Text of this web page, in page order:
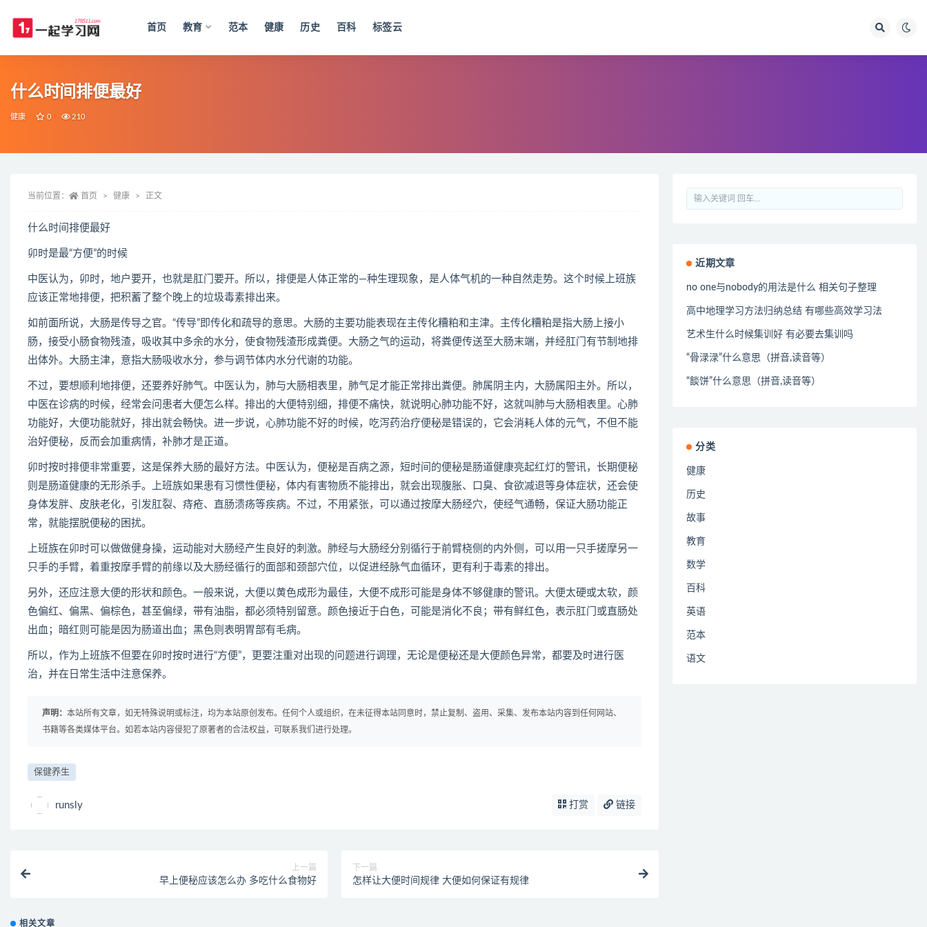
首页 教育 范本 健康 历史 百科 标签云
什么时间排便最好
健康 0 210
当前位置： 首页 健康 正文
什么时间排便最好
卯时是最“方便”的时候
中医认为，卯时，地户要开，也就是肛门要开。所以，排便是人体正常的—种生理现象，是人体气机的一种自然走势。这个时候上班族
应该正常地排便，把积蓄了整个晚上的垃圾毒素排出来。
如前面所说，大肠是传导之官。“传导”即传化和疏导的意思。大肠的主要功能表现在主传化糟粕和主津。主传化糟粕是指大肠上接小
肠，接受小肠食物残渣，吸收其中多余的水分，使食物残渣形成粪便。大肠之气的运动，将粪便传送至大肠末端，并经肛门有节制地排
出体外。大肠主津，意指大肠吸收水分，参与调节体内水分代谢的功能。
不过，要想顺利地排便，还要养好肺气。中医认为，肺与大肠相表里，肺气足才能正常排出粪便。肺属阴主内，大肠属阳主外。所以，
中医在诊病的时候，经常会问患者大便怎么样。排出的大便特别细，排便不痛快，就说明心肺功能不好，这就叫肺与大肠相表里。心肺
功能好，大便功能就好，排出就会畅快。进一步说，心肺功能不好的时候，吃泻药治疗便秘是错误的，它会消耗人体的元气，不但不能
治好便秘，反而会加重病情，补肺才是正道。
卯时按时排便非常重要，这是保养大肠的最好方法。中医认为，便秘是百病之源，短时间的便秘是肠道健康亮起红灯的警讯，长期便秘
则是肠道健康的无形杀手。上班族如果患有习惯性便秘，体内有害物质不能排出，就会出现腹胀、口臭、食欲减退等身体症状，还会使
身体发胖、皮肤老化，引发肛裂、痔疮、直肠溃疡等疾病。不过，不用紧张，可以通过按摩大肠经穴，使经气通畅，保证大肠功能正
常，就能摆脱便秘的困扰。
上班族在卯时可以做做健身操，运动能对大肠经产生良好的刺激。肺经与大肠经分别循行于前臂桡侧的内外侧，可以用一只手搓摩另一
只手的手臂，着重按摩手臂的前缘以及大肠经循行的面部和颈部穴位，以促进经脉气血循环，更有利于毒素的排出。
另外，还应注意大便的形状和颜色。一般来说，大便以黄色成形为最佳，大便不成形可能是身体不够健康的警讯。大便太硬或太软，颜
色偏红、偏黑、偏棕色，甚至偏绿，带有油脂，都必须特别留意。颜色接近于白色，可能是消化不良；带有鲜红色，表示肛门或直肠处
出血；暗红则可能是因为肠道出血；黑色则表明胃部有毛病。
所以，作为上班族不但要在卯时按时进行“方便”，更要注重对出现的问题进行调理，无论是便秘还是大便颜色异常，都要及时进行医
治，并在日常生活中注意保养。
声明： 本站所有文章，如无特殊说明或标注，均为本站原创发布。任何个人或组织，在未征得本站同意时，禁止复制、盗用、采集、发布本站内容到任何网站、
书籍等各类媒体平台。如若本站内容侵犯了原著者的合法权益，可联系我们进行处理。
保健养生
runsly 打赏 链接
上一篇
早上便秘应该怎么办 多吃什么食物好
下一篇
怎样让大便时间规律 大便如何保证有规律
相关文章
近期文章
no one与nobody的用法是什么 相关句子整理
高中地理学习方法归纳总结 有哪些高效学习法
艺术生什么时候集训好 有必要去集训吗
“骨渌渌”什么意思（拼音,读音等）
“餤饼”什么意思（拼音,读音等）
分类
健康
历史
故事
教育
数学
百科
英语
范本
语文